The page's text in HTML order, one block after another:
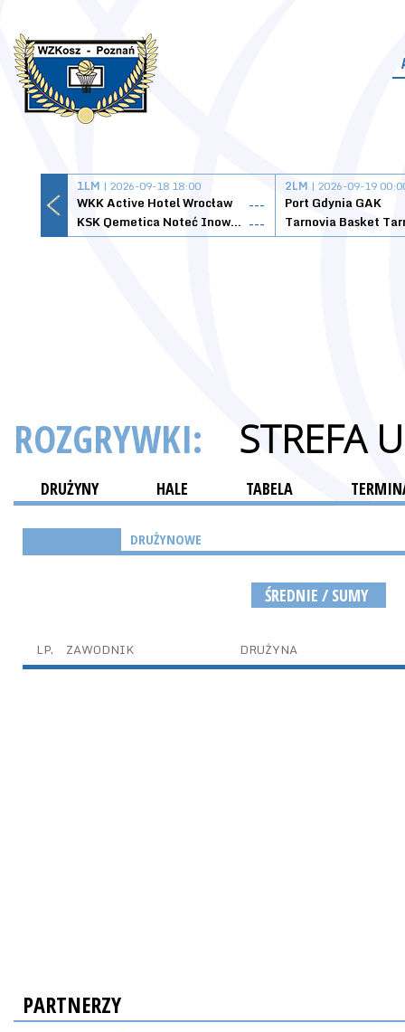
1LM | 2026-09-18 18:00
WKK Active Hotel Wrocław
---
KSK Qemetica Noteć Inowrocław ---
2LM | 2026-09-19
Port Gdynia GAK
ROZGRYWKI: STREFA
DRUŻYNY HALE TABELA
DRUŻYNOWE
ŚREDNIE / SUMY
LP. ZAWODNIK DRUŻYNA
PARTNERZY